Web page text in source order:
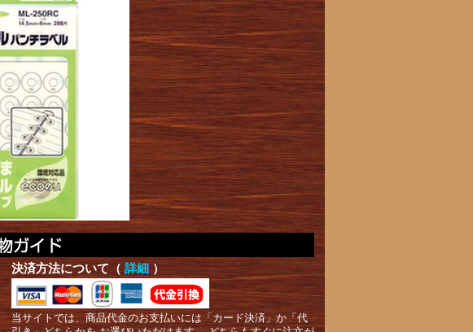
決済方法について（ 詳細 ）
当サイトでは、商品代金のお支払いには「カード決済」か「代